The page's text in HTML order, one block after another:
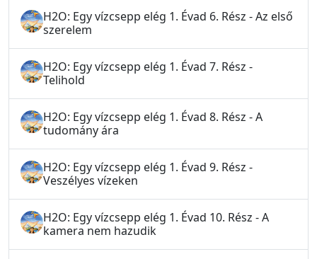
H2O: Egy vízcsepp elég 1. Évad 6. Rész - Az első
szerelem
H2O: Egy vízcsepp elég 1. Évad 7. Rész -
Telihold
H2O: Egy vízcsepp elég 1. Évad 8. Rész - A
tudomány ára
H2O: Egy vízcsepp elég 1. Évad 9. Rész -
Veszélyes vízeken
H2O: Egy vízcsepp elég 1. Évad 10. Rész - A
kamera nem hazudik